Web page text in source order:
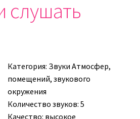
слушать
Категория: Звуки Атмосфер,
помещений, звукового
окружения
Количество звуков: 5
Качество: высокое